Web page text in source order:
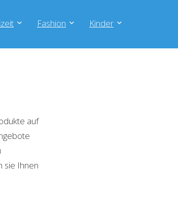
Fashion Kinder
auf
sie Ihnen